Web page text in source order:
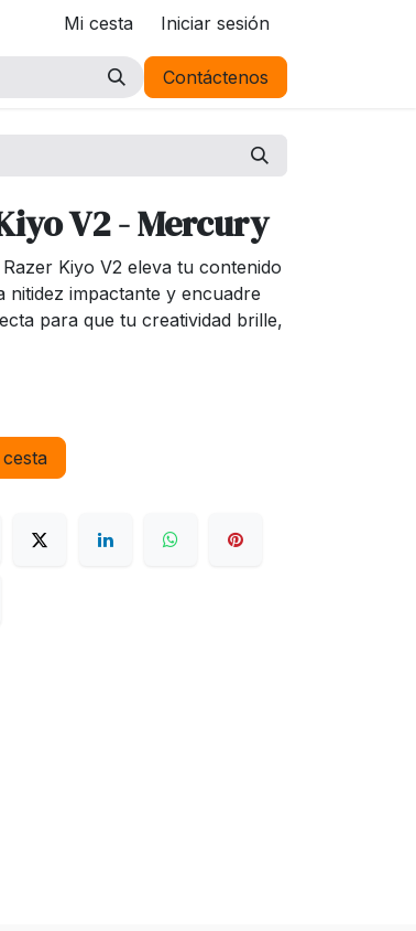
Mi cesta Iniciar sesión
Contáctenos
V2 - Mercury
Kiyo V2 eleva tu contenido
impactante y encuadre
para que tu creatividad brille,